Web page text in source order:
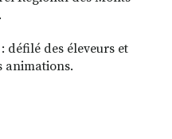
défilé des éleveurs et
animations.